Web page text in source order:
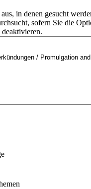
in denen gesucht
sofern Sie die